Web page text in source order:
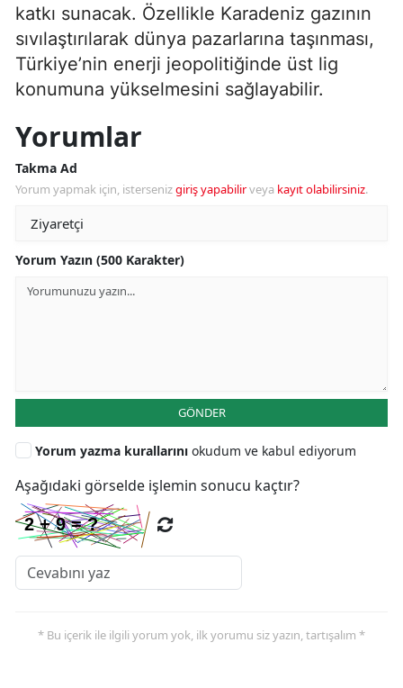
katkı sunacak. Özellikle Karadeniz gazının
sıvılaştırılarak dünya pazarlarına taşınması,
Türkiye’nin enerji jeopolitiğinde üst lig
konumuna yükselmesini sağlayabilir.
Yorumlar
Takma Ad
Yorum yapmak için, istersenizgiriş yapabilirveya kayıt olabilirsiniz.
Yorum Yazın (500 Karakter)
GÖNDER
Yorum yazma kurallarını okudum ve kabul ediyorum
Aşağıdaki görselde işlemin sonucu kaçtır?
* Bu içerik ile ilgili yorum yok, ilk yorumu siz yazın, tartışalım *